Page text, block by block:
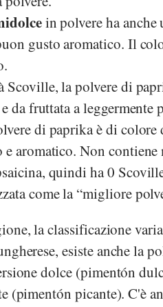
in polvere ha anche
gusto aromatico. Il
Scoville, la polvere di
da fruttata a leggermente
di paprika è di colore
e aromatico. Non
quindi ha 0
come la “migliore
la classificazione
esiste anche la
dolce (pimentón
(pimentón picante). C'è